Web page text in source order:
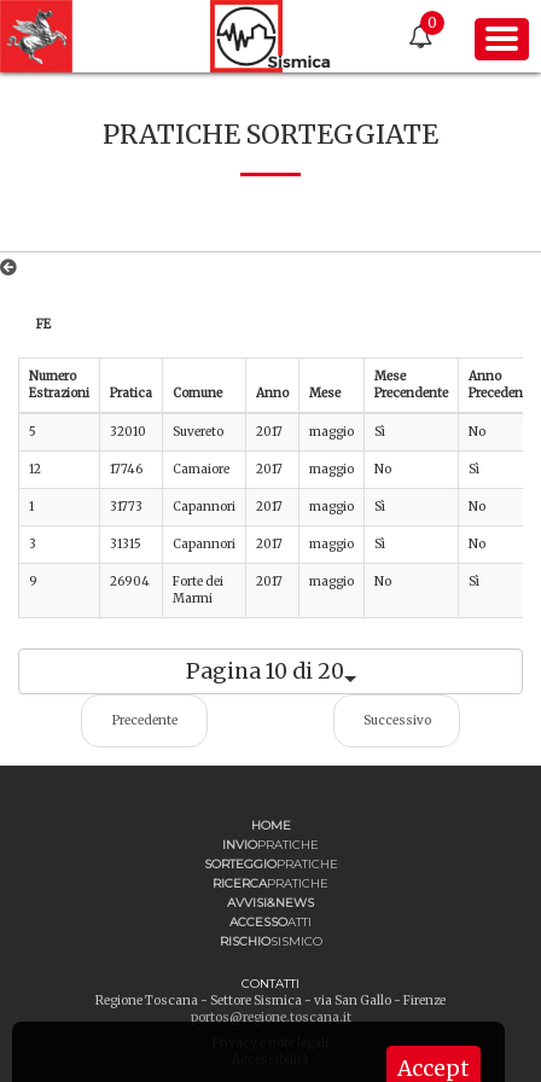
0
PRATICHE SORTEGGIATE
FE
Numero
Estrazioni
Pratica Comune Anno Mese
Mese
Precendente
Anno
Precedente
5 32010 Suvereto 2017 maggio Sì No
12 17746 Camaiore 2017 maggio No Sì
1 31773 Capannori 2017 maggio Sì No
3 31315 Capannori 2017 maggio Sì No
9 26904
Forte dei
Marmi
2017 maggio No Sì
Pagina 10 di 20
Precedente Successivo
Accept
HOME
INVIOPRATICHE
SORTEGGIOPRATICHE
RICERCAPRATICHE
AVVISI&NEWS
ACCESSOATTI
RISCHIOSISMICO
CONTATTI
Regione Toscana - Settore Sismica - via San Gallo - Firenze
portos@regione.toscana.it